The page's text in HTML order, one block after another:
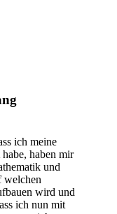
ich meine
haben mir
und
welchen
wird und
ich nun mit